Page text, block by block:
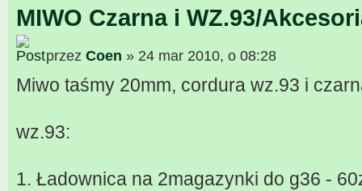
MIWO Czarna i WZ.93/
przez Coen » 24 mar 2010, o 08:28
Miwo taśmy 20mm, cordura wz.93 i
wz.93:
1. Ładownica na 2magazynki do g36 -